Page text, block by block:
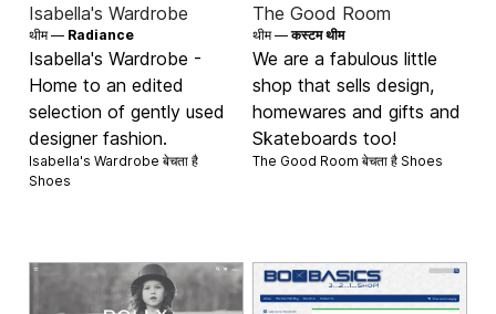
Isabella's Wardrobe
थीम — Radiance
Isabella's Wardrobe -
Home to an edited
selection of gently used
designer fashion.
Isabella's Wardrobe बेचता है
Shoes
The Good Room
थीम —कस्टम थीम
We are a fabulous little
shop that sells design,
homewares and gifts and
Skateboards too!
The Good Room बेचता है Shoes